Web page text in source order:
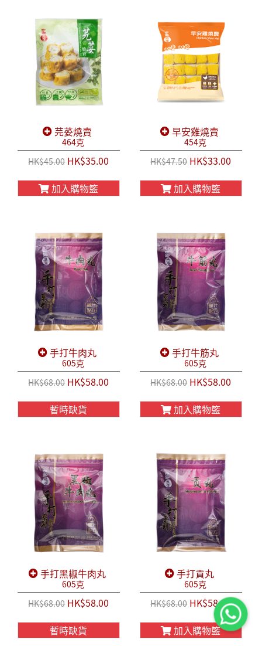
芫荽燒賣
464克
HK$45.00HK$35.00
加入購物籃
早安雞燒賣
454克
HK$47.50HK$33.00
加入購物籃
手打牛肉丸
605克
HK$68.00HK$58.00
暫時缺貨
手打牛筋丸
605克
HK$68.00HK$58.00
加入購物籃
手打黑椒牛肉丸
605克
HK$68.00HK$58.00
暫時缺貨
手打貢丸
605克
HK$68.00HK$58.00
加入購物籃